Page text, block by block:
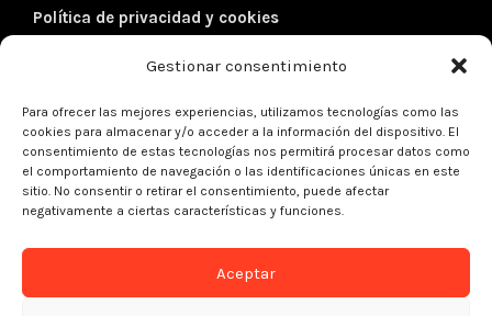
Gestionar consentimiento
Para ofrecer las mejores experiencias, utilizamos tecnologías como las
cookies para almacenar y/o acceder a la información del dispositivo. El
consentimiento de estas tecnologías nos permitirá procesar datos como
el comportamiento de navegación o las identificaciones únicas en este
sitio. No consentir o retirar el consentimiento, puede afectar
negativamente a ciertas características y funciones.
Aceptar
Política de privacidad y cookies
Dirección: Córcega 102, 5º 1ª
08029 – Barcelona (Spain)
info@kreanta.org